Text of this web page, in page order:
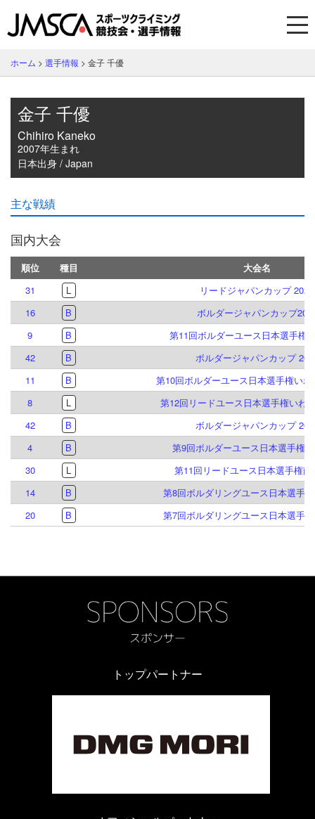
ホーム > 選手情報 > 金子 千優
金子 千優
Chihiro Kaneko
2007年生まれ
日本出身 / Japan
主な戦績
国内大会
順位 種目
大会名
31
L
リードジャパンカップ 2026
16
B
ボルダージャパンカップ
9
B
第11回ボルダーユース日本選手権
42
B
ボルダージャパンカップ
11
B
第10回ボルダーユース日本選手権い
8
L
第12回リードユース日本選手権いわ
42
B
ボルダージャパンカップ
4
B
第9回ボルダーユース日本選手権
30
L
第11回リードユース日本選手権南
14
B
第8回ボルダリングユース日本選手
20
B 第7回ボルダリングユース日本選手
トップパートナー